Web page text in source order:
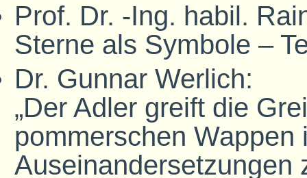
Prof. Dr. -Ing. habil.
Sterne als Symbole –
Dr. Gunnar Werlich:
„Der Adler greift die
pommerschen Wappen
Auseinandersetzungen